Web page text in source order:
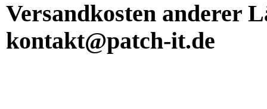
Versandkosten anderer
kontakt@patch-it.de